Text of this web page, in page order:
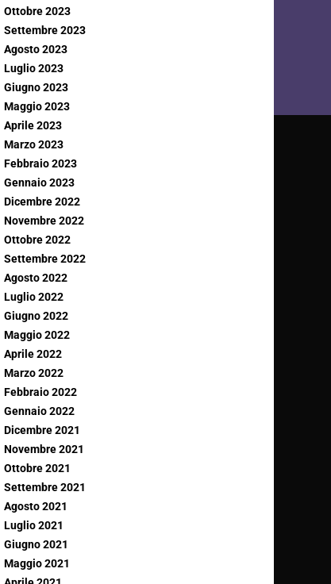
Ottobre 2023
Settembre 2023
Agosto 2023
Luglio 2023
Giugno 2023
Maggio 2023
Aprile 2023
Marzo 2023
Febbraio 2023
Gennaio 2023
Dicembre 2022
Novembre 2022
Ottobre 2022
Settembre 2022
Agosto 2022
Luglio 2022
Giugno 2022
Maggio 2022
Aprile 2022
Marzo 2022
Febbraio 2022
Gennaio 2022
Dicembre 2021
Novembre 2021
Ottobre 2021
Settembre 2021
Agosto 2021
Luglio 2021
Giugno 2021
Maggio 2021